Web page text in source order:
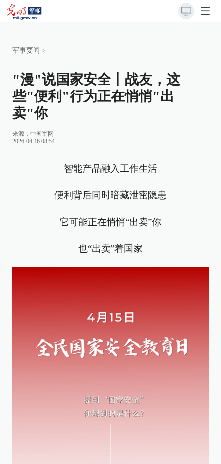
军事要闻 >
"漫"说国家安全丨战友，这
些"便利"行为正在悄悄"出
卖"你
来源： 中国军网
2026-04-16 08:54
智能产品融入工作生活
便利背后同时暗藏泄密隐患
它可能正在悄悄“出卖”你
也“出卖”着国家